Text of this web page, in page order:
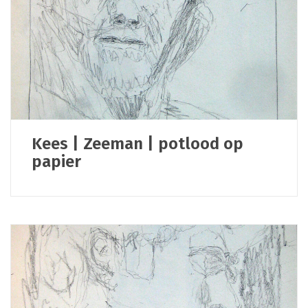
Kees | Zeeman | potlood op
papier